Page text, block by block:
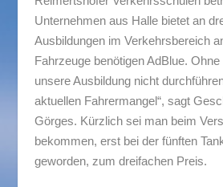
Unternehmen aus Halle bietet an
Ausbildungen im Verkehrsbereich
Fahrzeuge benötigen AdBlue.
unsere Ausbildung nicht
aktuellen Fahrermangel“, sagt
Görges. Kürzlich sei man beim
bekommen, erst bei der fünften
geworden, zum dreifachen Preis.